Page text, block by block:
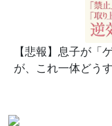
【悲報】息子が「
が、これ一体どう